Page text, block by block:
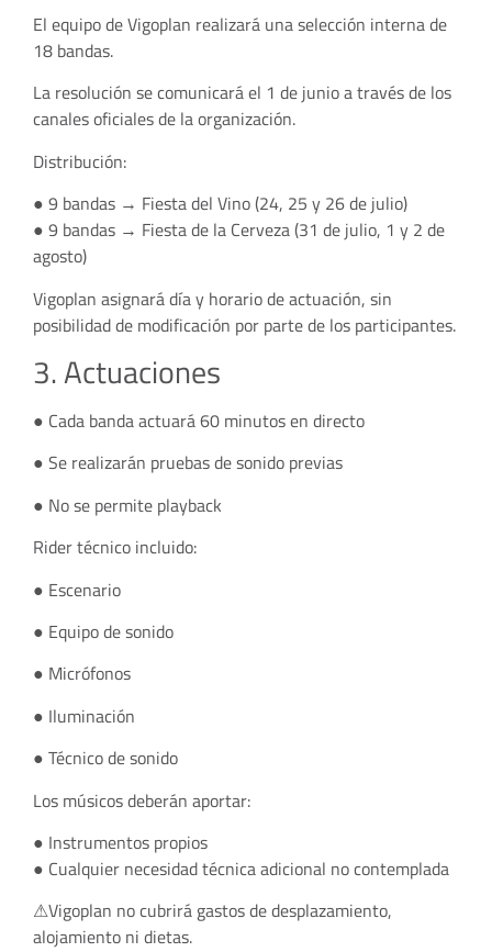
El equipo de Vigoplan realizará una selección interna de
18 bandas.
La resolución se comunicará el 1 de junio a través de los
canales oficiales de la organización.
Distribución:
● 9 bandas → Fiesta del Vino (24, 25 y 26 de julio)
● 9 bandas → Fiesta de la Cerveza (31 de julio, 1 y 2 de
agosto)
Vigoplan asignará día y horario de actuación, sin
posibilidad de modificación por parte de los participantes.
3. Actuaciones
● Cada banda actuará 60 minutos en directo
● Se realizarán pruebas de sonido previas
● No se permite playback
Rider técnico incluido:
● Escenario
● Equipo de sonido
● Micrófonos
● Iluminación
● Técnico de sonido
Los músicos deberán aportar:
● Instrumentos propios
● Cualquier necesidad técnica adicional no contemplada
⚠Vigoplan no cubrirá gastos de desplazamiento,
alojamiento ni dietas.